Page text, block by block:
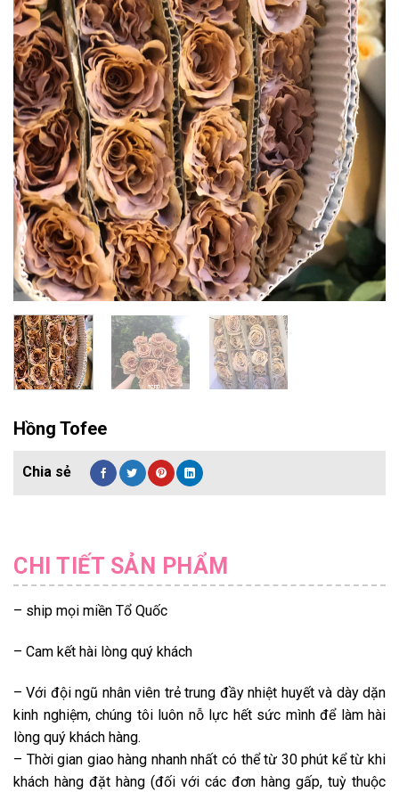
Hồng Tofee
CHI TIẾT SẢN PHẨM
– ship mọi miền Tổ Quốc
– Cam kết hài lòng quý khách
– Với đội ngũ nhân viên trẻ trung đầy nhiệt huyết và dày dặn
kinh nghiệm, chúng tôi luôn nỗ lực hết sức mình để làm hài
lòng quý khách hàng.
– Thời gian giao hàng nhanh nhất có thể từ 30 phút kể từ khi
khách hàng đặt hàng (đối với các đơn hàng gấp, tuỳ thuộc